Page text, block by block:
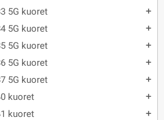
5G kuoret add
5G kuoret add
5G kuoret add
5G kuoret add
5G kuoret add
kuoret add
kuoret add